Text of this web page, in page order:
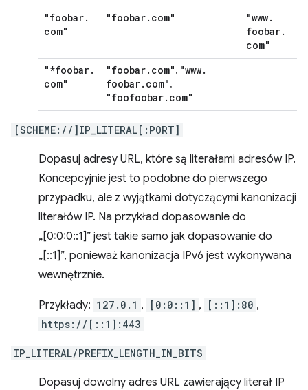
"foobar.
com"
"foobar. com" "www.
foobar.
com"
"*foobar.
com"
"foobar. com", "www.
foobar. com",
"foofoobar. com"
[SCHEME://]IP_LITERAL[:PORT]
Dopasuj adresy URL, które są literałami adresów IP.
Koncepcyjnie jest to podobne do pierwszego
przypadku, ale z wyjątkami dotyczącymi kanonizacji
literałów IP. Na przykład dopasowanie do
„[0:0:0::1]” jest takie samo jak dopasowanie do
„[::1]”, ponieważ kanonizacja IPv6 jest wykonywana
wewnętrznie.
Przykłady: 127.0.1 , [0:0::1] , [::1]:80 ,
https://[::1]:443
IP_LITERAL/PREFIX_LENGTH_IN_BITS
Dopasuj dowolny adres URL zawierający literał IP